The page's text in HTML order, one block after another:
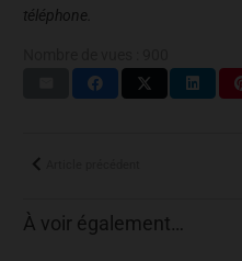
téléphone.
À voir également…